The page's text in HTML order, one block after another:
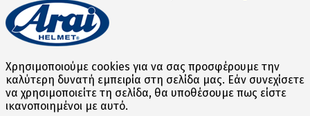
Χρησιμοποιούμε cookies για να σας προσφέρουμε την
καλύτερη δυνατή εμπειρία στη σελίδα μας. Εάν συνεχίσετε
να χρησιμοποιείτε τη σελίδα, θα υποθέσουμε πως είστε
ικανοποιημένοι με αυτό.